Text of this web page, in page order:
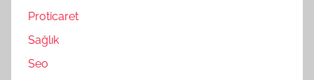
Proticaret
Sağlık
Seo